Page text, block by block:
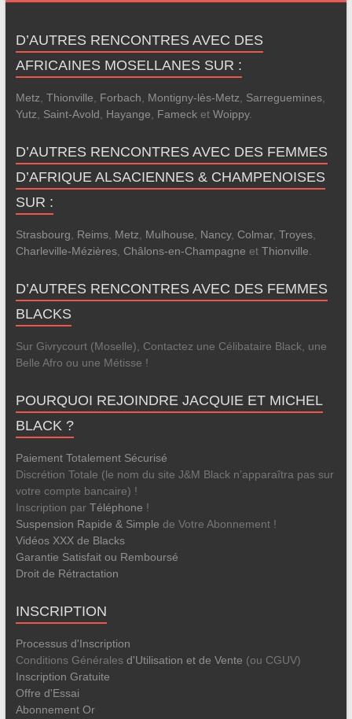
D’AUTRES RENCONTRES AVEC DES
AFRICAINES MOSELLANES SUR :
Metz, Thionville, Forbach, Montigny-lès-Metz, Sarreguemines,
Yutz, Saint-Avold, Hayange, Famecket Woippy.
D’AUTRES RENCONTRES AVEC DES FEMMES
D’AFRIQUE ALSACIENNES & CHAMPENOISES
SUR :
Strasbourg, Reims, Metz, Mulhouse, Nancy, Colmar, Troyes,
Charleville-Mézières, Châlons-en-Champagne et Thionville.
D’AUTRES RENCONTRES AVEC DES FEMMES
BLACKS
Sur Givrycourt (Moselle), Contactez une Célibataire Black, une
Belle Afro ou une Métisse !
POURQUOI REJOINDRE JACQUIE ET MICHEL
BLACK ?
Paiement Totalement Sécurisé
Discrétion Totale (le nom du site J&M Black n’apparaîtra pas sur
votre compte bancaire) !
Inscription par Téléphone !
Suspension Rapide & Simple de Votre Abonnement !
Vidéos XXX de Blacks
Garantie Satisfait ou Remboursé
Droit de Rétractation
INSCRIPTION
Processus d'Inscription
Conditions Générales d'Utilisation et de Vente (ou CGUV)
Inscription Gratuite
Offre d'Essai
Abonnement Or